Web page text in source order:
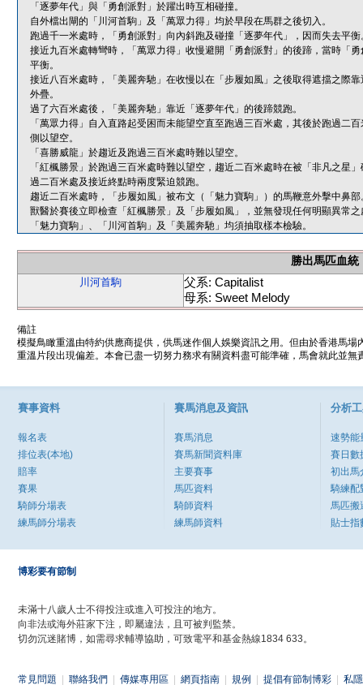
「逐夢年代」與「勇創派對」於躍出時互相碰撞。
自外檔出閘的「川河首駒」及「萬眾力得」均於早段在馬群之後切入。
跑過千一米處時，「勇創派對」向內斜跑及碰撞「逐夢年代」，因而失去平衡
接近九百米處轉彎時，「萬眾力得」收慢避開「勇創派對」的後蹄，當時「
平衡。
接近八百米處時，「美麗奔馳」在收慢以在「步履如風」之後取得遮擋之際
外疊。
過了六百米處後，「美麗奔馳」靠近「逐夢年代」的後蹄競跑。
「萬眾力得」自入直路起受困而未能望空直至跑過三百米處，其後於跑過二
側以望空。
「喜勝威龍」於趨近及跑過三百米處時難以望空。
「紅楓勝景」於跑過三百米處時難以望空，趨近二百米處時在被「非凡之星
過二百米處及接近終點時兩度緊迫競跑。
趨近二百米處時，「步履如風」被布文（「魅力寶駒」）的馬鞭意外擊中鼻部
獸醫於賽後立即檢查「紅楓勝景」及「步履如風」，並無發現任何明顯異常之
「魅力寶駒」、「川河首駒」及「美麗奔馳」均須抽取樣本檢驗。
勝出馬匹血統
川河首駒
父系: Capitalist
母系: Sweet Melody
備註
模擬鳥瞰重溫由特約供應商提供，供馬迷作個人娛樂資訊之用。但由於香港馬
重溫片段出現偏差。本會已盡一切努力務求有關資料盡可能準確，馬會就此並
賽事資料
報名表
排位表(本地)
賠率
賽果
騎師分場表
練馬師分場表
賽馬消息及資訊
賽馬消息
賽馬新聞資料庫
主要賽事
馬匹資料
騎師資料
練馬師資料
分析
速勢能
賽日數
初出馬
騎練配
馬匹搬
貼士指
博彩要有節制
未滿十八歲人士不得投注或進入可投注的地方。
向非法或海外莊家下注，即屬違法，且可被判監禁。
切勿沉迷賭博，如需尋求輔導協助，可致電平和基金熱線1834 633。
常見問題 聯絡我們 傳媒專用區 網頁指南 規例 提倡有節制博彩 私